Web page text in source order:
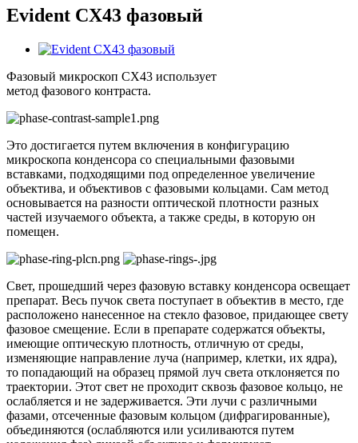
Evident CX43 фазовый
Фазовый микроскоп CX43 использует
метод фазового контраста.
Это достигается путем включения в конфигурацию
микроскопа конденсора со специальными фазовыми
вставками, подходящими под определенное увеличение
объектива, и объективов с фазовыми кольцами. Сам метод
основывается на разности оптической плотности разных
частей изучаемого объекта, а также среды, в которую он
помещен.
Свет, прошедший через фазовую вставку конденсора освещает
препарат. Весь пучок света поступает в объектив в место, где
расположено нанесенное на стекло фазовое, придающее свету
фазовое смещение. Если в препарате содержатся объекты,
имеющие оптическую плотность, отличную от среды,
изменяющие направление луча (например, клетки, их ядра),
то попадающий на образец прямой луч света отклоняется по
траектории. Этот свет не проходит сквозь фазовое кольцо, не
ослабляется и не задерживается. Эти лучи с различными
фазами, отсеченные фазовым кольцом (дифрагированные),
объединяются (ослабляются или усиливаются путем